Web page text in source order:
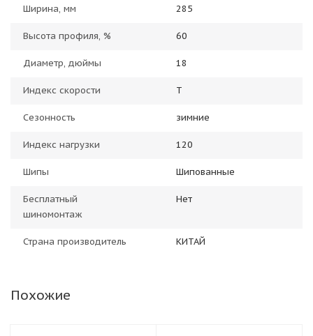
Ширина, мм 285
Высота профиля, % 60
Диаметр, дюймы 18
Индекс скорости T
Сезонность зимние
Индекс нагрузки 120
Шипы Шипованные
Бесплатный
шиномонтаж
Нет
Страна производитель КИТАЙ
Похожие